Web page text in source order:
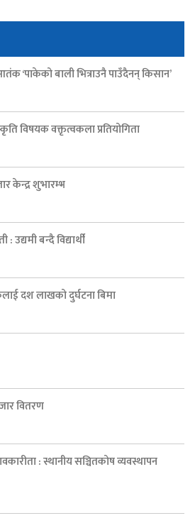
‘पाकेको बाली भित्राउनै पाउँदैनन् किसान’
विषयक वक्तृत्वकला प्रतियोगिता
केन्द्र शुभारम्भ
उद्यमी बन्दै विद्यार्थी
दश लाखको दुर्घटना बिमा
वितरण
: स्थानीय सञ्चितकोष व्यवस्थापन